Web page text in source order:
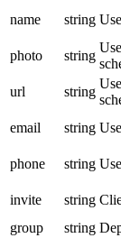
name string
photo
string
url
string
email
string
phone
string
invite
string
group
string